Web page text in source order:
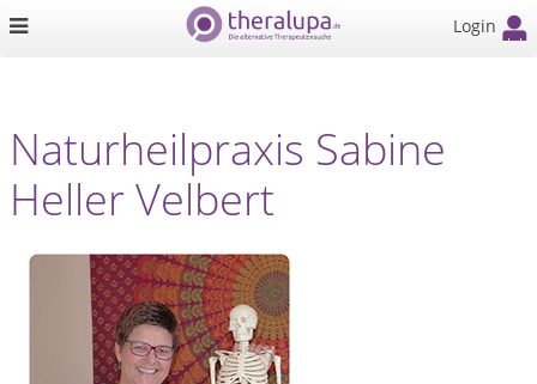
Login
Naturheilpraxis Sabine
Heller Velbert